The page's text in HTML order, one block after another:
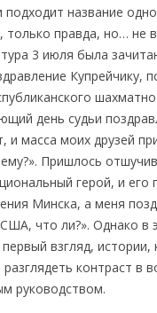
подходит название
только правда, но… не
3 июля была
Купрейчику,
день судьи
и масса моих друзей
Пришлось
герой, и его
Минска, а меня
что ли?». Однако в
взгляд, истории,
контраст в
руководством.